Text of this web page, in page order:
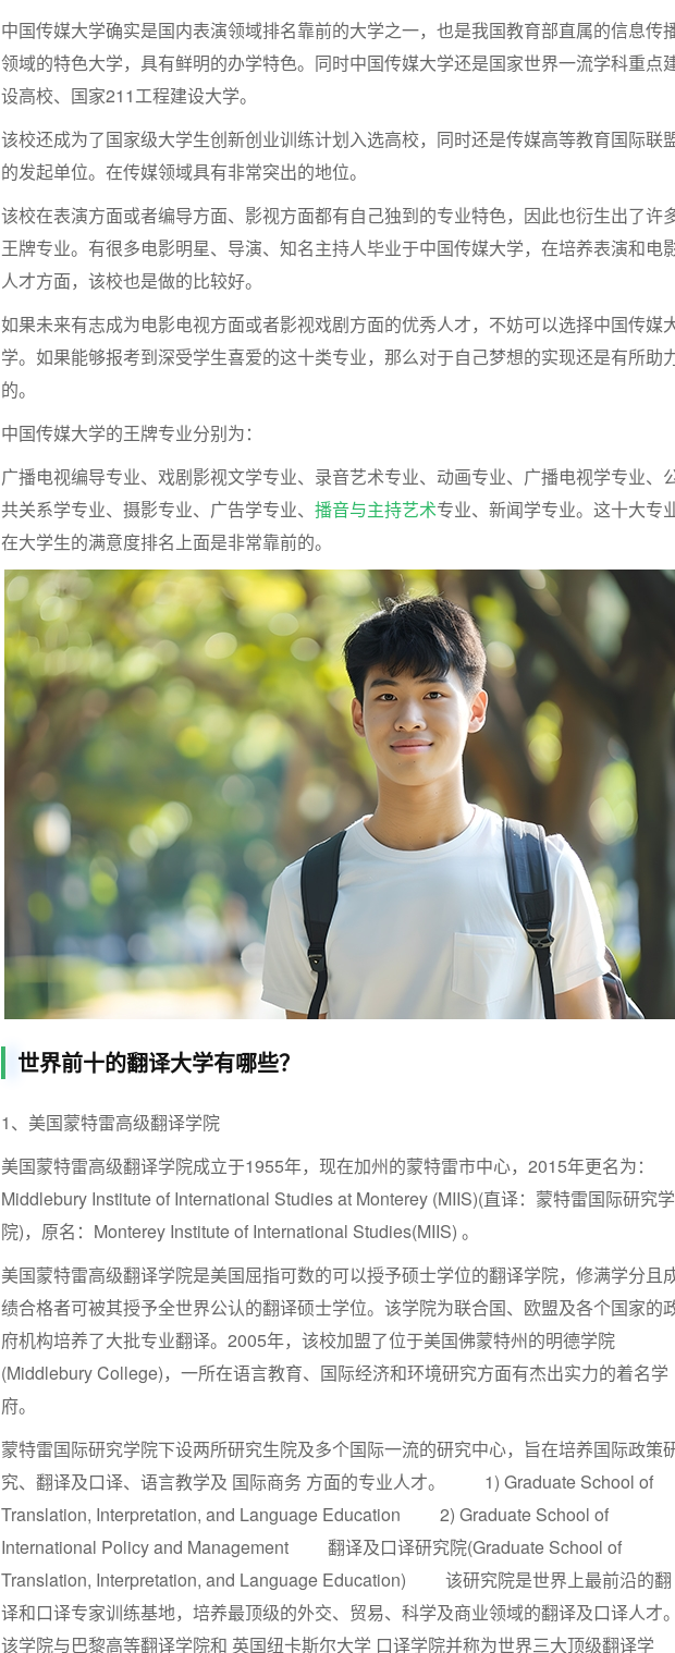
中国传媒大学确实是国内表演领域排名靠前的大学之一，也是我国教育部直属的信息传
领域的特色大学，具有鲜明的办学特色。同时中国传媒大学还是国家世界一流学科重点
设高校、国家211工程建设大学。
该校还成为了国家级大学生创新创业训练计划入选高校，同时还是传媒高等教育国际联
的发起单位。在传媒领域具有非常突出的地位。
该校在表演方面或者编导方面、影视方面都有自己独到的专业特色，因此也衍生出了许
王牌专业。有很多电影明星、导演、知名主持人毕业于中国传媒大学，在培养表演和电
人才方面，该校也是做的比较好。
如果未来有志成为电影电视方面或者影视戏剧方面的优秀人才，不妨可以选择中国传媒
学。如果能够报考到深受学生喜爱的这十类专业，那么对于自己梦想的实现还是有所助
的。
中国传媒大学的王牌专业分别为：
广播电视编导专业、戏剧影视文学专业、录音艺术专业、动画专业、广播电视学专业、
共关系学专业、摄影专业、广告学专业、 播音与主持艺术专业、新闻学专业。这十大专
在大学生的满意度排名上面是非常靠前的。
世界前十的翻译大学有哪些？
1、美国蒙特雷高级翻译学院
美国蒙特雷高级翻译学院成立于1955年，现在加州的蒙特雷市中心，2015年更名为：
Middlebury Institute of International Studies at Monterey (MIIS)(直译：蒙特雷国际研究学
院)，原名：Monterey Institute of International Studies(MIIS) 。
美国蒙特雷高级翻译学院是美国屈指可数的可以授予硕士学位的翻译学院，修满学分且
绩合格者可被其授予全世界公认的翻译硕士学位。该学院为联合国、欧盟及各个国家的
府机构培养了大批专业翻译。2005年，该校加盟了位于美国佛蒙特州的明德学院
(Middlebury College)，一所在语言教育、国际经济和环境研究方面有杰出实力的着名学
府。
蒙特雷国际研究学院下设两所研究生院及多个国际一流的研究中心，旨在培养国际政策
究、翻译及口译、语言教学及 国际商务 方面的专业人才。 1) Graduate School of
Translation, Interpretation, and Language Education 2) Graduate School of
International Policy and Management 翻译及口译研究院(Graduate School of
Translation, Interpretation, and Language Education) 该研究院是世界上最前沿的翻
译和口译专家训练基地，培养最顶级的外交、贸易、科学及商业领域的翻译及口译人才。
该学院与巴黎高等翻译学院和 英国纽卡斯尔大学 口译学院并称为世界三大顶级翻译学